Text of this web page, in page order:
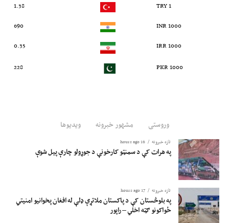
1 TRY
1.38
1000 INR
690
1000 IRR
0.35
1000 PKR
228
وروستی مشهور خبرونه ویدیوها
تازه خبرونه 16 hours ago
په هرات کې د سمنټو کارخونې د جوړولو چارې پیل شوې
تازه خبرونه 17 hours ago
په بلوڅستان کې د پاکستان ملاتړې ډلې له افغان پخوانیو امنیتي
ځواکونو ګټه اخلي – راپور